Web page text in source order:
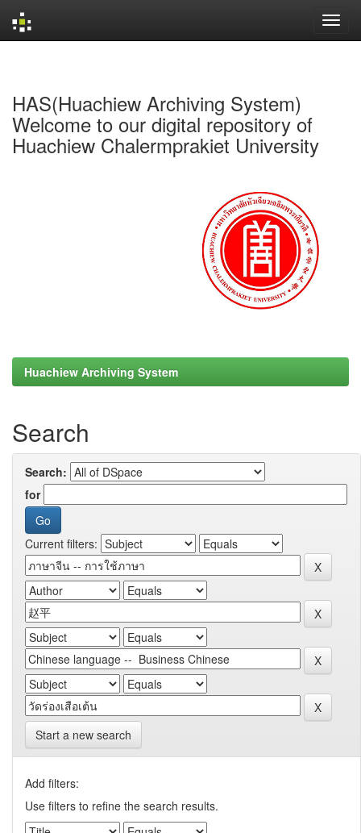
HAS(Huachiew Archiving System)
Welcome to our digital repository of
Huachiew Chalermprakiet University
Huachiew Archiving System
Search
Search:
for
Current filters:
Start a new search
Add filters:
Use filters to refine the search results.